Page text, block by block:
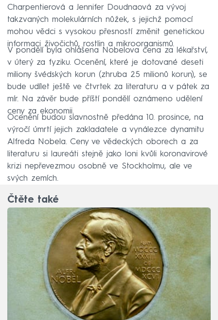
Charpentierová a Jennifer Doudnaová za vývoj
takzvaných molekulárních nůžek, s jejichž pomocí
mohou vědci s vysokou přesností změnit genetickou
informaci živočichů, rostlin a mikroorganismů.
V pondělí byla ohlášena Nobelova cena za lékařství,
v úterý za fyziku. Ocenění, které je dotované deseti
miliony švédských korun (zhruba 25 milionů korun), se
bude udílet ještě ve čtvrtek za literaturu a v pátek za
mír. Na závěr bude příští pondělí oznámeno udělení
ceny za ekonomii.
Ocenění budou slavnostně předána 10. prosince, na
výročí úmrtí jejich zakladatele a vynálezce dynamitu
Alfreda Nobela. Ceny ve vědeckých oborech a za
literaturu si laureáti stejně jako loni kvůli koronavirové
krizi nepřevezmou osobně ve Stockholmu, ale ve
svých zemích.
Čtěte také